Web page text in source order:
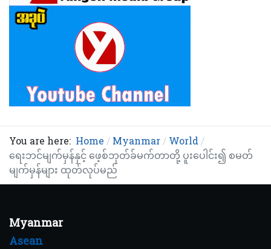
You are here: Home Myanmar
World
ရေးဘင်မျက်မှန်နှင့် ဖေ့စ်ဘုတ်ခ်မက်တာတို့ ပူးပေါင်း၍ စမတ်
မျက်မှန်များ ထုတ်လုပ်မည်
Myanmar
Asean